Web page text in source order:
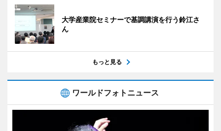
大学産業院セミナーで基調講演を行う鈴江さ
ん
もっと見る
ワールドフォトニュース